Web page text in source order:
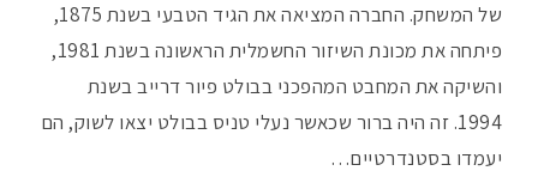
של המשחק. החברה המציאה את הגיד הטבעי בשנת 1875,
פיתחה את מכונת השיזור החשמלית הראשונה בשנת 1981,
והשיקה את המחבט המהפכני בבולט פיור דרייב בשנת
1994. זה היה ברור שכאשר נעלי טניס בבולט יצאו לשוק, הם
יעמדו בסטנדרטיים…